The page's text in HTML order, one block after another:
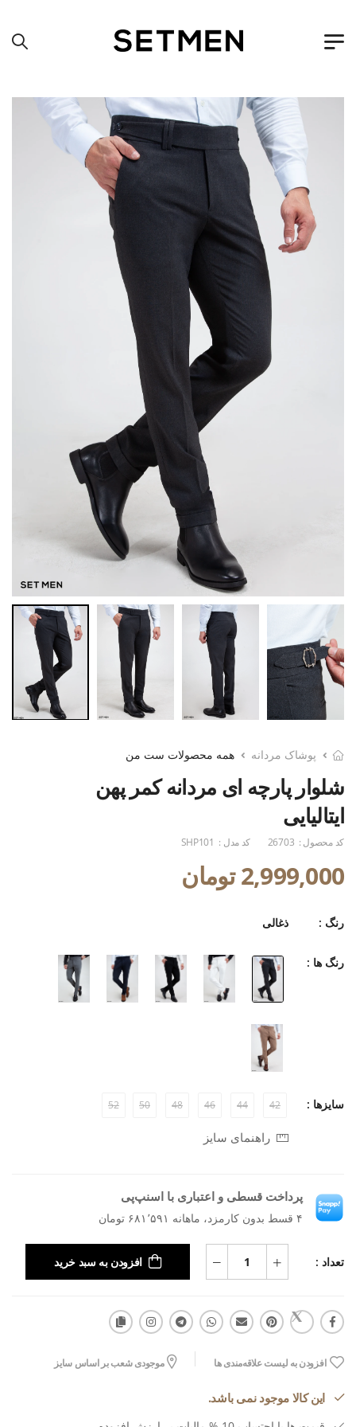
پوشاک مردانه همه محصولات ست من
شلوار پارچه ای مردانه کمر پهن
ایتالیایی
کد محصول : 26703 کد مدل : SHP101
2,999,000 تومان
رنگ : ذغالی
رنگ ها :
سایزها : 42
44
46
48
50
52
راهنمای سایز
پرداخت قسطی و اعتباری با اسنپ‌پی
۴ قسط بدون کارمزد، ماهانه ۶۸۱٬۵۹۱ تومان
تعداد : افزودن به سبد خرید
افزودن به لیست علاقه‌مندی ها موجودی شعب بر اساس سایز
این کالا موجود نمی باشد.